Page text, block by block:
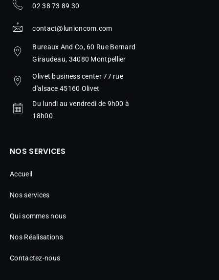
02 38 73 89 30
contact@lunioncom.com
Bureaux And Co, 60 Rue Bernard
Giraudeau, 34080 Montpellier
Olivet business center 77 rue
d'alsace 45160 Olivet
Du lundi au vendredi de 9h00 à
18h00
NOS SERVICES
Accueil
Nos services
Qui sommes nous
Nos Réalisations
Contactez-nous